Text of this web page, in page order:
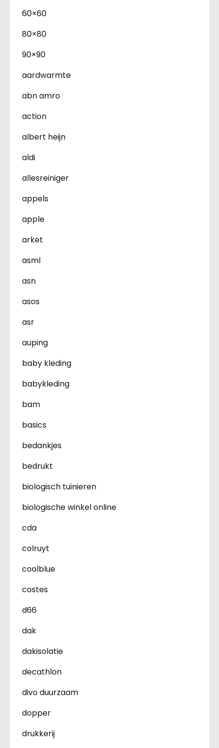
60×60
80×80
90×90
aardwarmte
abn amro
action
albert heijn
aldi
allesreiniger
appels
apple
arket
asml
asn
asos
asr
auping
baby kleding
babykleding
bam
basics
bedankjes
bedrukt
biologisch tuinieren
biologische winkel online
cda
colruyt
coolblue
costes
d66
dak
dakisolatie
decathlon
divo duurzaam
dopper
drukkerij